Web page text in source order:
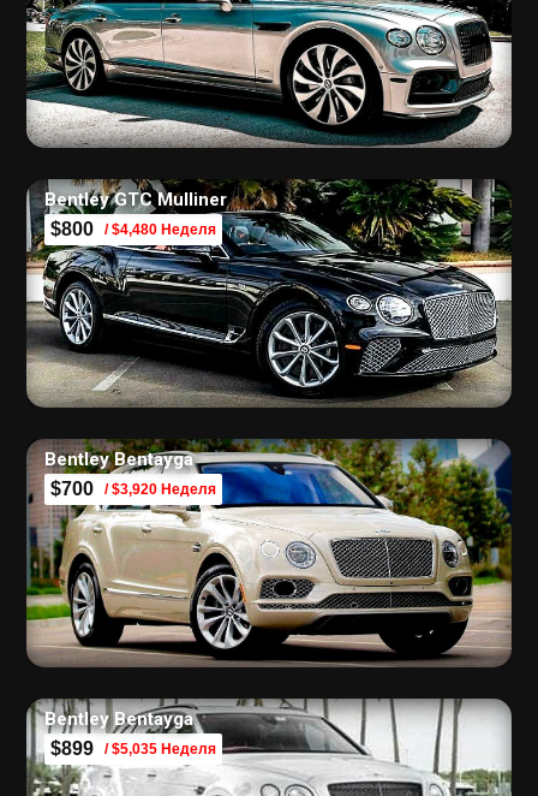
Bentley GTC Mulliner
$800 / $4,480 Неделя
Bentley Bentayga
$700 / $3,920 Неделя
Bentley Bentayga
$899 / $5,035 Неделя